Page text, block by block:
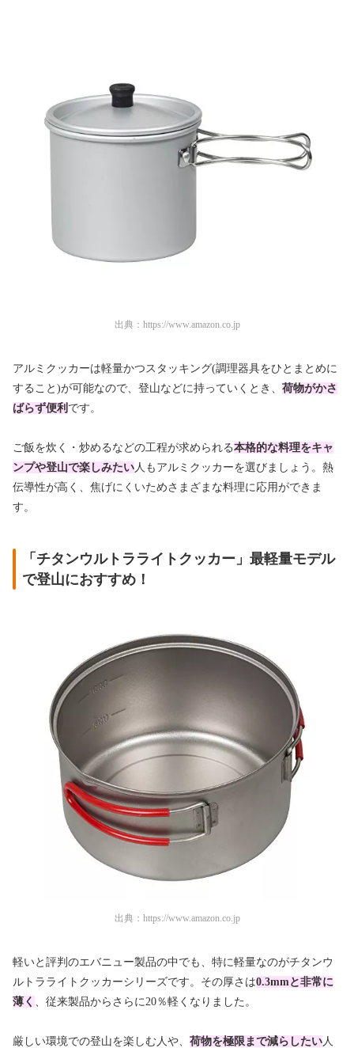
出典： https://www.amazon.co.jp
アルミクッカーは軽量かつスタッキング(調理器具をひとまとめに
すること)が可能なので、登山などに持っていくとき、 荷物がかさ
ばらず便利 です。
ご飯を炊く・炒めるなどの工程が求められる本格的な料理をキャ
ンプや登山で楽しみたい 人もアルミクッカーを選びましょう。熱
伝導性が高く、焦げにくいためさまざまな料理に応用ができま
す。
「チタンウルトラライトクッカー」最軽量モデル
で登山におすすめ！
出典： https://www.amazon.co.jp
軽いと評判のエバニュー製品の中でも、特に軽量なのがチタンウ
ルトラライトクッカーシリーズです。その厚さは0.3mmと非常に
薄く
、従来製品からさらに20％軽くなりました。
厳しい環境での登山を楽しむ人や、 荷物を極限まで減らしたい 人